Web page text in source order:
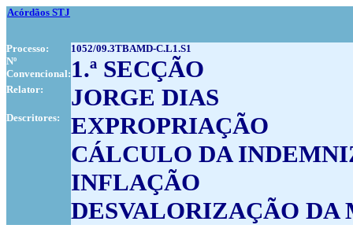
Acórdãos STJ
Processo:
1052/09.3TBAMD-C.L1.S1
Nº
Convencional: 1.ª SECÇÃO
Relator: JORGE DIAS
Descritores:
EXPROPRIAÇÃO
CÁLCULO DA
INFLAÇÃO
DESVALORIZAÇÃO DA